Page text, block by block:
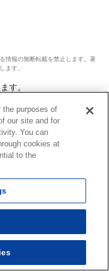
情報の無断転載を禁止します。著
ます。
す。
the purposes of
our site and for
You can
cookies at
to the